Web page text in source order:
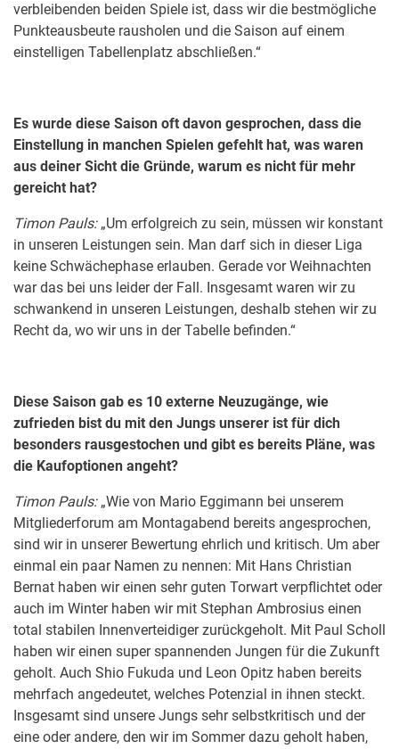
verbleibenden beiden Spiele ist, dass wir die bestmögliche
Punkteausbeute rausholen und die Saison auf einem
einstelligen Tabellenplatz abschließen.“
Es wurde diese Saison oft davon gesprochen, dass die
Einstellung in manchen Spielen gefehlt hat, was waren
aus deiner Sicht die Gründe, warum es nicht für mehr
gereicht hat?
Timon Pauls:„Um erfolgreich zu sein, müssen wir konstant
in unseren Leistungen sein. Man darf sich in dieser Liga
keine Schwächephase erlauben. Gerade vor Weihnachten
war das bei uns leider der Fall. Insgesamt waren wir zu
schwankend in unseren Leistungen, deshalb stehen wir zu
Recht da, wo wir uns in der Tabelle befinden.“
Diese Saison gab es 10 externe Neuzugänge, wie
zufrieden bist du mit den Jungs unserer ist für dich
besonders rausgestochen und gibt es bereits Pläne, was
die Kaufoptionen angeht?
Timon Pauls:„Wie von Mario Eggimann bei unserem
Mitgliederforum am Montagabend bereits angesprochen,
sind wir in unserer Bewertung ehrlich und kritisch. Um aber
einmal ein paar Namen zu nennen: Mit Hans Christian
Bernat haben wir einen sehr guten Torwart verpflichtet oder
auch im Winter haben wir mit Stephan Ambrosius einen
total stabilen Innenverteidiger zurückgeholt. Mit Paul Scholl
haben wir einen super spannenden Jungen für die Zukunft
geholt. Auch Shio Fukuda und Leon Opitz haben bereits
mehrfach angedeutet, welches Potenzial in ihnen steckt.
Insgesamt sind unsere Jungs sehr selbstkritisch und der
eine oder andere, den wir im Sommer dazu geholt haben,